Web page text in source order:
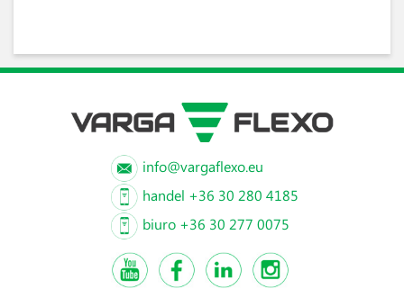
info@vargaflexo.eu
handel +36 30 280 4185
biuro +36 30 277 0075